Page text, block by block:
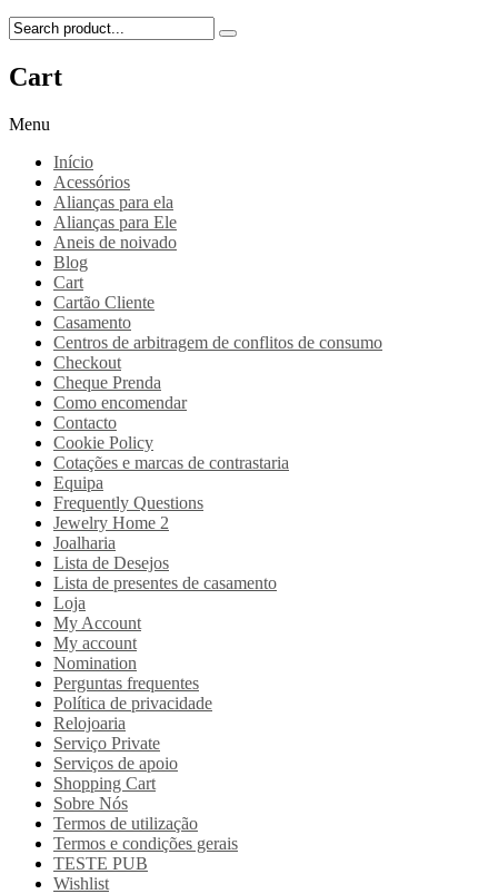
Cart
Menu
Início
Acessórios
Alianças para ela
Alianças para Ele
Aneis de noivado
Blog
Cart
Cartão Cliente
Casamento
Centros de arbitragem de conflitos de consumo
Checkout
Cheque Prenda
Como encomendar
Contacto
Cookie Policy
Cotações e marcas de contrastaria
Equipa
Frequently Questions
Jewelry Home 2
Joalharia
Lista de Desejos
Lista de presentes de casamento
Loja
My Account
My account
Nomination
Perguntas frequentes
Política de privacidade
Relojoaria
Serviço Private
Serviços de apoio
Shopping Cart
Sobre Nós
Termos de utilização
Termos e condições gerais
TESTE PUB
Wishlist